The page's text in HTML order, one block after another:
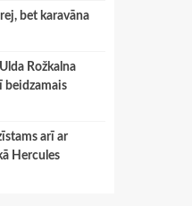
bet karavāna
Rožkalna
beidzamais
arī ar
Hercules